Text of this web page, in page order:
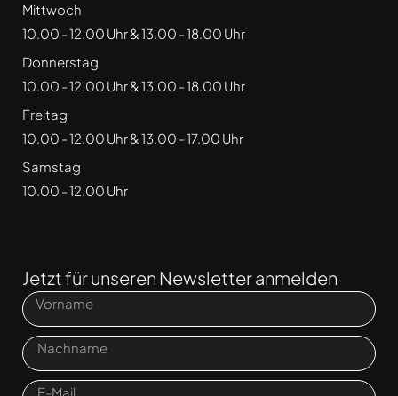
Mittwoch
10.00 - 12.00 Uhr & 13.00 - 18.00 Uhr
Donnerstag
10.00 - 12.00 Uhr & 13.00 - 18.00 Uhr
Freitag
10.00 - 12.00 Uhr & 13.00 - 17.00 Uhr
Samstag
10.00 - 12.00 Uhr
Jetzt für unseren Newsletter anmelden